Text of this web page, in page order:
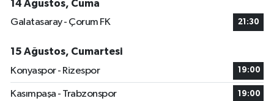
14 Ağustos, Cuma
Galatasaray - Çorum FK
21:30
15 Ağustos, Cumartesi
Konyaspor - Rizespor
19:00
Kasımpaşa - Trabzonspor 19:00